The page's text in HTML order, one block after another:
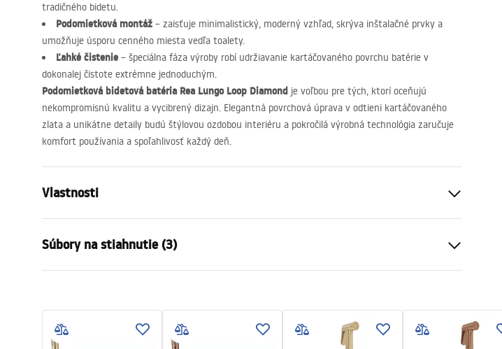
tradičného bidetu.
Podomietková montáž – zaisťuje minimalistický, moderný vzhľad, skrýva inštalačné prvky a
umožňuje úsporu cenného miesta vedľa toalety.
Ľahké čistenie – špeciálna fáza výroby robí udržiavanie kartáčovaného povrchu batérie v
dokonalej čistote extrémne jednoduchým.
Podomietková bidetová batéria Rea Lungo Loop Diamond je voľbou pre tých, ktorí oceňujú
nekompromisnú kvalitu a vycibrený dizajn. Elegantná povrchová úprava v odtieni kartáčovaného
zlata a unikátne detaily budú štýlovou ozdobou interiéru a pokročilá výrobná technológia zaručuje
komfort používania a spoľahlivosť každý deň.
Vlastnosti
Spôsob montáže
Farba
Kartáčované zlato
Výška
Súbory na stiahnutie (3)
WARUNKI BEZPIECZENSTWA
BATERIE.pdf